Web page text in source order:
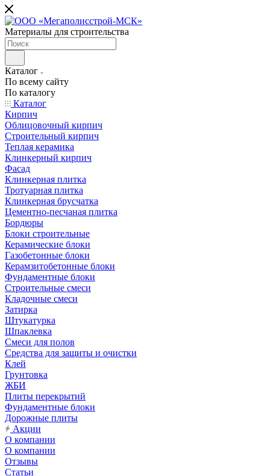
Материалы для строительства
Каталог
По всему сайту
По каталогу
Каталог
Кирпич
Облицовочный кирпич
Строительный кирпич
Теплая керамика
Клинкерный кирпич
Фасад
Клинкерная плитка
Тротуарная плитка
Клинкерная брусчатка
Цементно-песчаная плитка
Бордюры
Блоки строительные
Керамические блоки
Газобетонные блоки
Керамзитобетонные блоки
Фундаментные блоки
Строительные смеси
Кладочные смеси
Затирка
Штукатурка
Шпаклевка
Смеси для полов
Средства для защиты и очистки
Клей
Грунтовка
ЖБИ
Плиты перекрытий
Фундаментные блоки
Дорожные плиты
Акции
О компании
О компании
Отзывы
Статьи